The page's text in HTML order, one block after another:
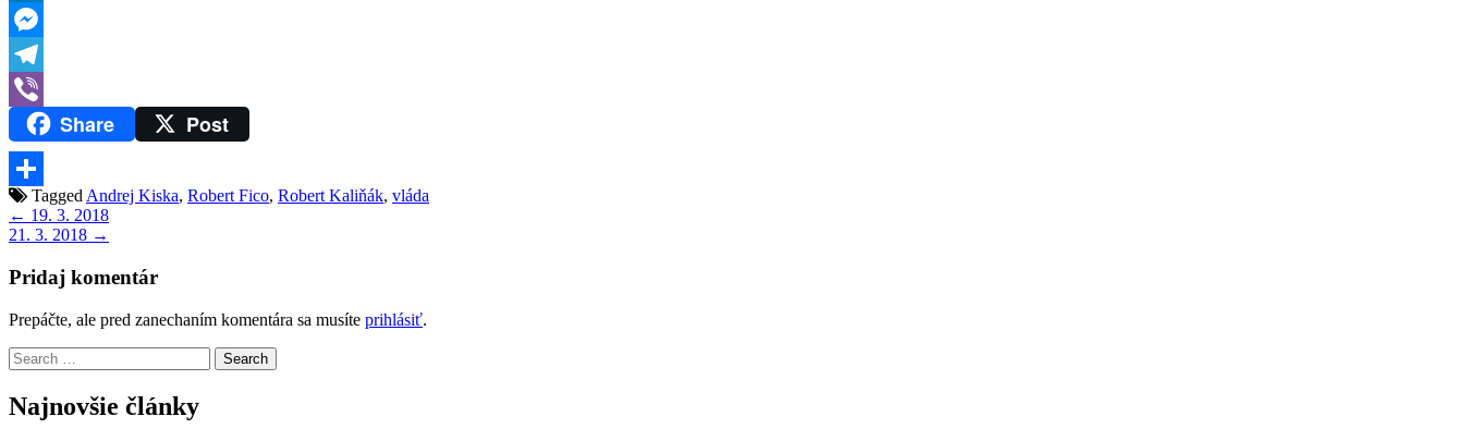
LinkedIn
Messenger
Telegram
Viber
Share Post
ShareTagged Andrej Kiska, Robert Fico, Robert Kaliňák, vláda
Navigácia
v
článku
← 19. 3. 2018
21. 3. 2018 →
Pridaj komentár
Prepáčte, ale pred zanechaním komentára sa musíte prihlásiť.
Search
for:
Najnovšie články